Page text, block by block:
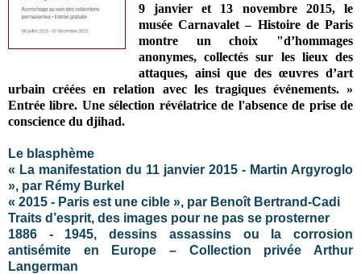
9 janvier et 13 novembre 2015, le
musée Carnavalet – Histoire de Paris
montre un choix "d’hommages
anonymes, collectés sur les lieux des
attaques, ainsi que des œuvres d’art
urbain créées en relation avec les tragiques événements. »
Entrée libre. Une sélection révélatrice de l'absence de prise de
conscience du djihad.
Le blasphème
« La manifestation du 11 janvier 2015 - Martin Argyroglo
», par Rémy Burkel
« 2015 - Paris est une cible », par Benoît Bertrand-Cadi
Traits d’esprit, des images pour ne pas se prosterner
1886 - 1945, dessins assassins ou la corrosion
antisémite en Europe – Collection privée Arthur
Langerman